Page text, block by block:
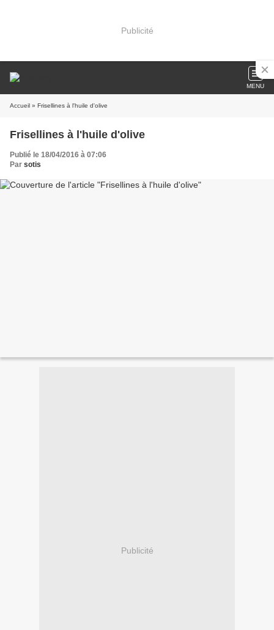
Publicité
MENU
Accueil » Frisellines à l'huile d'olive
Frisellines à l'huile d'olive
Publié le 18/04/2016 à 07:06
Par sotis
Publicité